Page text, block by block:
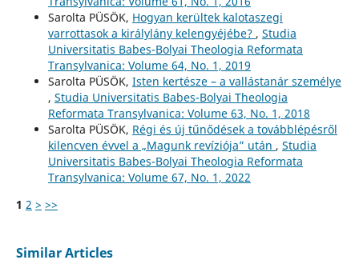
Sarolta PÜSÖK, Hogyan kerültek kalotaszegi
varrottasok a királylány kelengyéjébe? , Studia
Universitatis Babes-Bolyai Theologia Reformata
Transylvanica: Volume 64, No. 1, 2019
Sarolta PÜSÖK, Isten kertésze – a vallástanár személye
, Studia Universitatis Babes-Bolyai Theologia
Reformata Transylvanica: Volume 63, No. 1, 2018
Sarolta PÜSÖK, Régi és új tűnődések a továbblépésről
kilencven évvel a „Magunk revíziója” után , Studia
Universitatis Babes-Bolyai Theologia Reformata
Transylvanica: Volume 67, No. 1, 2022
1 2 > >>
Similar Articles